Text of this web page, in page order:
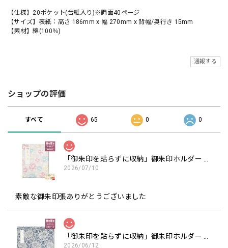
【仕様】20ポケット(台紙入り)※両面40ページ
【サイズ】表紙：高さ 186mm x 幅 270mm x 背幅/奥行き 15mm
【素材】綿(100％)
通報する
ショップの評価
すべて 65 0 0
2026/07/10
素敵な御朱印張ありがとうございました
2026/06/12